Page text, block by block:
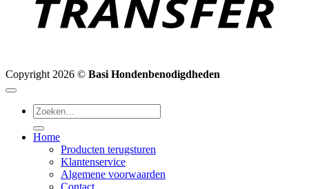
Copyright 2026 © Basi Hondenbenodigdheden
Zoeken
naar:
Home
Producten terugsturen
Klantenservice
Algemene voorwaarden
Contact